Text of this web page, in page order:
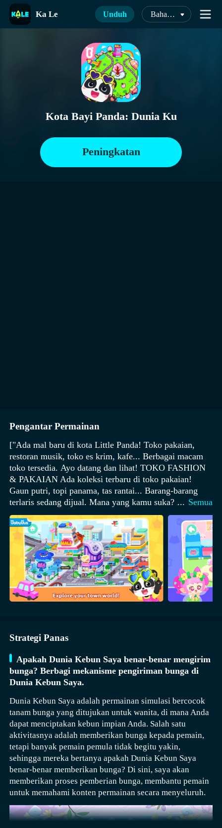
Ka Le Unduh Bahasa Indonesia
Kota Bayi Panda: Dunia Ku
Peningkatan
Pengantar Permainan
["Ada mal baru di kota Little Panda! Toko pakaian,
restoran musik, toko es krim, kafe... Berbagai macam
toko tersedia. Ayo datang dan lihat! TOKO FASHION
& PAKAIAN Ada koleksi terbaru di toko pakaian!
Gaun putri, topi panama, tas rantai... Barang-barang
terlaris sedang dijual. Mana yang kamu suka? Ayo
cepat coba! Jika kamu lelah berbelanja, istirahatlah di
lounge! Apa yang bisa dilakukan jika bosan? Kamu
bisa membaca majalah fashion! KOTA MAKANAN
KHUSUS Dari mana baunya ayam panggang itu
berasal? Itu dari restoran musik! Ayo pesan ayam
panggang dan jus sayuran. Nikmati makan malammu
sambil mendengarkan musik! Ingin makan pencuci
mulut setelah makan malam? Coba es krim telur di toko
pencuci mulut. Kue cokelat di kafe juga enak! Ayo
karakter untuk berbelanja bersama. - 37 jenis pakaian
putri, tas pelangi, dll. - 20 jenis makanan lezat:
Sandwich, ayam panggang, es krim, roll kue, kopi, dll.
- 20 jenis kebutuhan sehari-hari: Lemari es, oven,
mesin kopi, juicer, mesin penjual minuman, dll."
Tentang BabyBus ————— Di BabyBus, kami
berdedikasi untuk membangkitkan kreativitas,
imajinasi, dan rasa ingin tahu anak-anak, dan
merancang produk kami melalui perspektif anak-anak
untuk membantu mereka mengeksplorasi dunia dengan
sendirinya. Saat ini BabyBus menyediakan berbagai
macam produk, video, dan konten pendidikan lainnya
untuk lebih dari 400 juta penggemar usia 0-8 tahun di
seluruh dunia! Kami telah merilis lebih dari 200
aplikasi pendidikan anak-anak, lebih dari 2500 episode
lagu-lagu dan animasi bertema berbagai bidang seperti
... Semua
Strategi Panas
Apakah Dunia Kebun Saya benar-benar mengirim
bunga? Berbagi mekanisme pengiriman bunga di
Dunia Kebun Saya.
Dunia Kebun Saya adalah permainan simulasi bercocok
tanam bunga yang ditujukan untuk wanita, di mana Anda
dapat menciptakan kebun impian Anda. Salah satu
aktivitasnya adalah memberikan bunga kepada pemain,
tetapi banyak pemain pemula tidak begitu yakin,
sehingga mereka bertanya apakah Dunia Kebun Saya
benar-benar memberikan bunga? Di sini, saya akan
memberikan proses pemberian bunga, membantu pemain
untuk memahami konten permainan secara menyeluruh.